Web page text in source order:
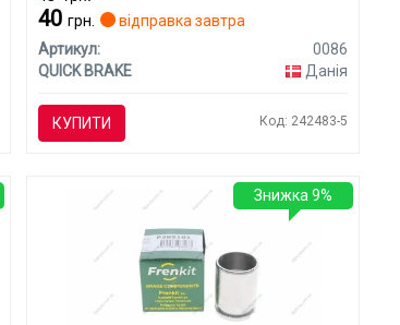
40грн.
відправка завтра
Артикул:
0086
QUICK BRAKE
Данія
КУПИТИ Код: 242483-5
Знижка 9%